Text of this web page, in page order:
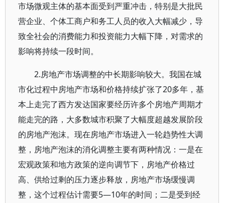
市场微观主体的基本面受到严重冲击，特别是大批民
营企业、个体工商户和务工人员的收入大幅减少，导
致全社会的消费能力和投资能力大幅下降，对需求的
影响将持续一段时间。
2.房地产市场调整的中长期影响较大。我国在城
市化过程中房地产市场和价格持续扩张了20多年，基
本上走完了西方发达国家要经历许多个房地产周期才
能走完的路，大多数城市积聚了大幅度超越发展阶段
的房地产泡沫。现在房地产市场进入一轮趋势性大调
整，房地产泡沫的消化调整主要有两种情况：一是在
宏观政策和地方政策的逆向调节下，房地产价格过
高、供给过剩的压力逐步释放，房地产市场缓慢调
整，这个过程估计需要5—10年的时间；二是受到经